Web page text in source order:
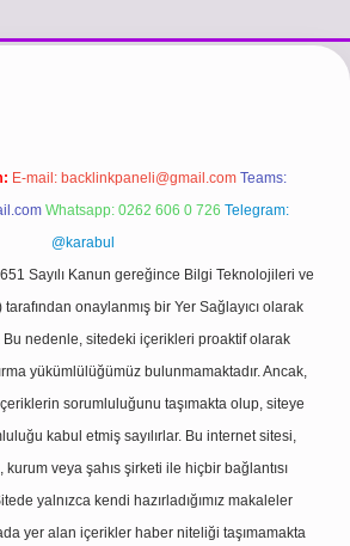
betci girişhiltonbet güncel giriş
E-mail: backlinkpaneli@gmail.com Teams:
Whatsapp: 0262 606 0 726 Telegram:
@karabul
Sayılı Kanun gereğince Bilgi Teknolojileri ve
tarafından onaylanmış bir Yer Sağlayıcı olarak
Bu nedenle, sitedeki içerikleri proaktif olarak
yükümlülüğümüz bulunmamaktadır. Ancak,
sorumluluğunu taşımakta olup, siteye
kabul etmiş sayılırlar. Bu internet sitesi,
veya şahıs şirketi ile hiçbir bağlantısı
yalnızca kendi hazırladığımız makaleler
yer alan içerikler haber niteliği taşımamakta